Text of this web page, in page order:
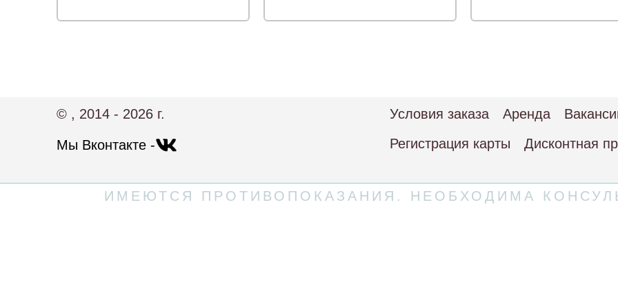
© , 2014 - 2026 г.
Мы Вконтакте -
Условия заказа Аренда
Регистрация карты
Дисконтная
ИМЕЮТСЯ ПРОТИВОПОКАЗАНИЯ. НЕОБХОДИМА